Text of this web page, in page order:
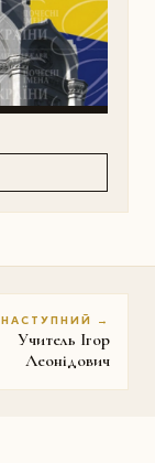
НАСТУПНИЙ →
Учитель Ігор
Леонідович